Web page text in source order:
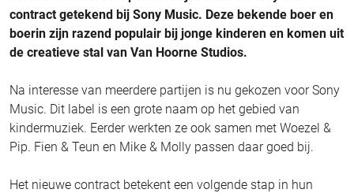
contract getekend bij Sony Music. Deze bekende boer en
boerin zijn razend populair bij jonge kinderen en komen uit
de creatieve stal van Van Hoorne Studios.
Na interesse van meerdere partijen is nu gekozen voor Sony
Music. Dit label is een grote naam op het gebied van
kindermuziek. Eerder werkten ze ook samen met Woezel &
Pip. Fien & Teun en Mike & Molly passen daar goed bij.
Het nieuwe contract betekent een volgende stap in hun